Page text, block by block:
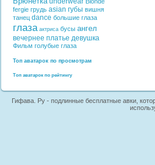
fergie грудь asian губы вишня
танец dance большие глаза
глаза актриса бусы ангел
вечернее платье девушка
Фильм голубые глаза
Топ аватарок по просмотрам
Топ аватарок по рейтингу
Гифава. Ру - подлинные бесплатные авки,